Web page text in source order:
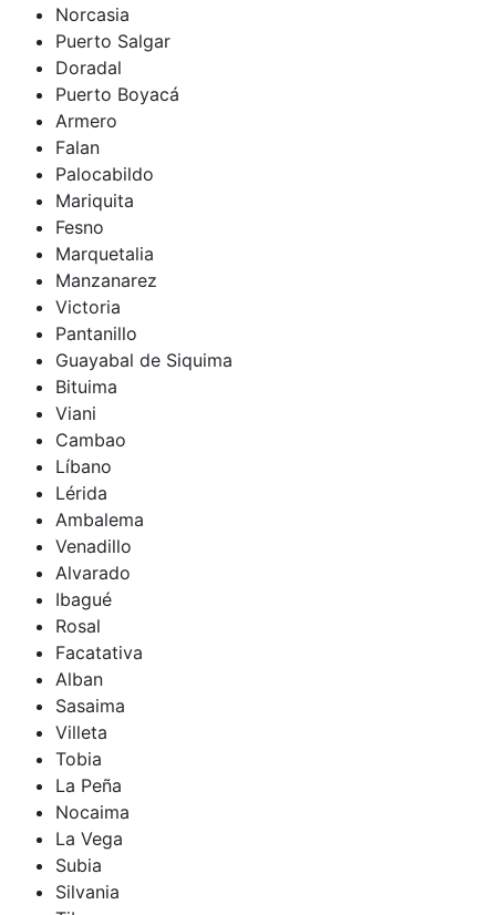
Norcasia
Puerto Salgar
Doradal
Puerto Boyacá
Armero
Falan
Palocabildo
Mariquita
Fesno
Marquetalia
Manzanarez
Victoria
Pantanillo
Guayabal de Siquima
Bituima
Viani
Cambao
Líbano
Lérida
Ambalema
Venadillo
Alvarado
Ibagué
Rosal
Facatativa
Alban
Sasaima
Villeta
Tobia
La Peña
Nocaima
La Vega
Subia
Silvania